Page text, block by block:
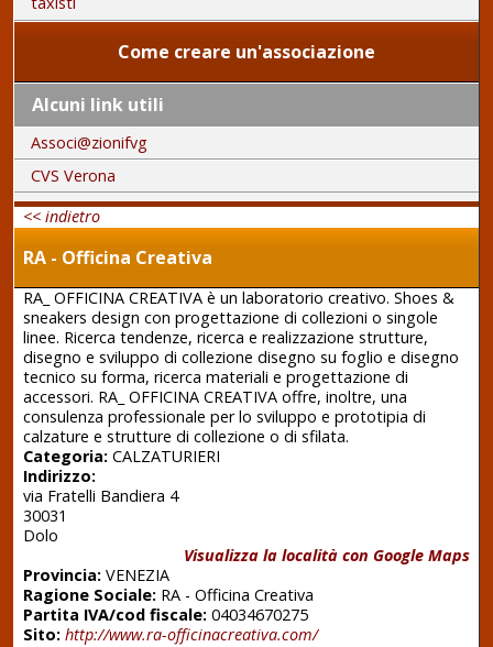
Come creare un'associazione
Alcuni link utili
Associ@zionifvg
CVS Verona
<< indietro
RA - Officina Creativa
RA_ OFFICINA CREATIVA è un laboratorio creativo. Shoes &
sneakers design con progettazione di collezioni o singole
linee. Ricerca tendenze, ricerca e realizzazione strutture,
disegno e sviluppo di collezione disegno su foglio e disegno
tecnico su forma, ricerca materiali e progettazione di
accessori. RA_ OFFICINA CREATIVA offre, inoltre, una
consulenza professionale per lo sviluppo e prototipia di
calzature e strutture di collezione o di sfilata.
Categoria:CALZATURIERI
Indirizzo:
via Fratelli Bandiera 4
30031
Dolo
Visualizza la località con Google Maps
Provincia:VENEZIA
Ragione Sociale:RA - Officina Creativa
Partita IVA/cod fiscale:04034670275
Sito: http://www.ra-officinacreativa.com/